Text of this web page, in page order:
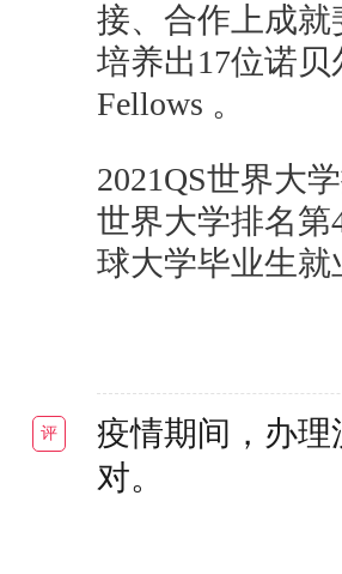
接、合作上成
培养出17位诺
Fellows 。
2021QS世界大
世界大学排名第
球大学毕业生
评
疫情期间，办
对。